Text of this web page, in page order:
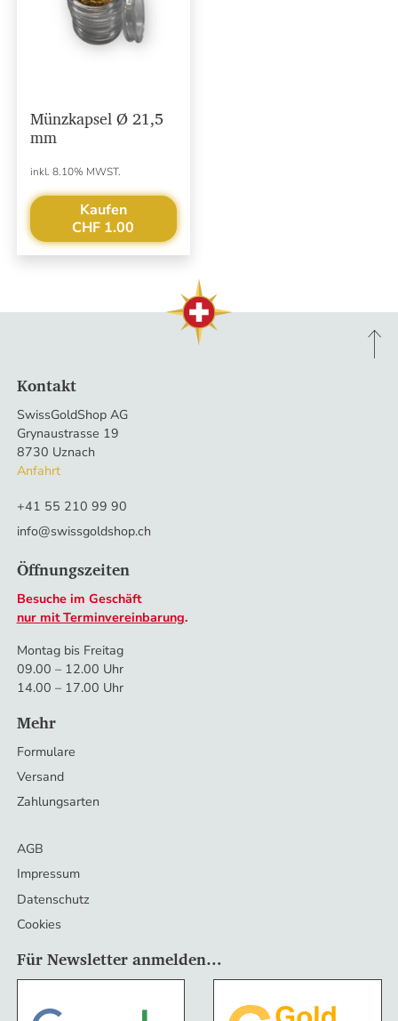
Münzkapsel Ø 21,5
mm
inkl. 8.10% MWST.
Kaufen
CHF 1.00
Kontakt
SwissGoldShop AG
Grynaustrasse 19
8730 Uznach
Anfahrt
+41 55 210 99 90
info@swissgoldshop.ch
Öffnungszeiten
Besuche im Geschäft
nur mit Terminvereinbarung.
Montag bis Freitag
09.00 – 12.00 Uhr
14.00 – 17.00 Uhr
Mehr
Formulare
Versand
Zahlungsarten
AGB
Impressum
Datenschutz
Cookies
Für Newsletter anmelden…